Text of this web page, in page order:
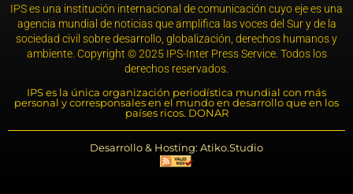
IPS es una institución internacional de comunicación cuyo eje es una
agencia mundial de noticias que amplifica las voces del Sur y de la
sociedad civil sobre desarrollo, globalización, derechos humanos y
ambiente. Copyright © 2025 IPS-Inter Press Service. Todos los
derechos reservados.
IPS es la única organización periodística mundial con más
personal y corresponsales en el mundo en desarrollo que en los
países ricos. DONAR
Desarrollo & Hosting: Atiko.Studio